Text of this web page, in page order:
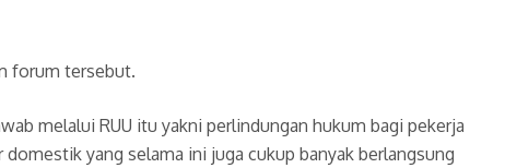
forum tersebut.
melalui RUU itu yakni perlindungan hukum bagi pekerja
yang selama ini juga cukup banyak berlangsung